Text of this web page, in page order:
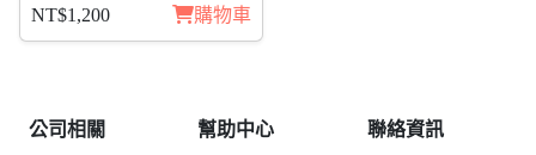
NT$1,200 購物車
公司相關 幫助中心 聯絡資訊